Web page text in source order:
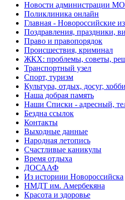
Новости администрации МО
Поликлиника онлайн
Главная - Новороссийские
Поздравления, праздники,
Право и правопорядок
Происшествия, криминал
ЖКХ: проблемы, советы,
Транспортный узел
Спорт, туризм
Культура, отдых, досуг, хобби
Наша добрая память
Наши Списки - адресный,
Бездна ссылок
Контакты
Выходные данные
Народная летопись
Счастливые каникулы
Время отдыха
ДОСААФ
Из историии Новороссийска
НМДТ им. Амербекяна
Красота и здоровье